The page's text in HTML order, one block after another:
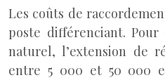
Les coûts de
poste différenciant.
naturel, l’extension de
entre 5 000 et 50 000